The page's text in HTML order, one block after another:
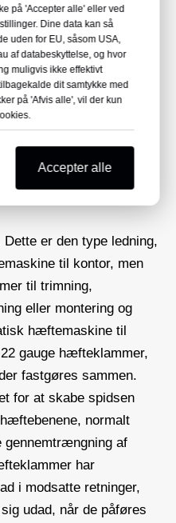
og bruges til de
som
Tunge
til undergulve,
af kasser til paller.
og kan bruges til
papir, men ikke så tyk
bruges i byggeriet. De
skabskonstruktion,
er den type ledning,
til kontor, men
til trimning,
eller montering og
hæftemaskine til
gauge hæfteklammer,
fastgøres sammen.
for at skabe spidsen
normalt
gennemtrængning af
har
i modsatte retninger,
udad, når de påføres
på 'Accepter alle' eller ved
Dine data kan så
uden for EU, såsom USA,
af databeskyttelse, og hvor
muligvis ikke effektivt
dit samtykke med
på 'Afvis alle', vil der kun
Accepter alle